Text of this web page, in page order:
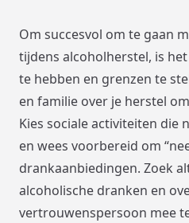
Om succesvol om te gaan
tijdens alcoholherstel, is
te hebben en grenzen te
en familie over je herstel
Kies sociale activiteiten die
en wees voorbereid om
drankaanbiedingen. Zoek
alcoholische dranken en
vertrouwenspersoon mee